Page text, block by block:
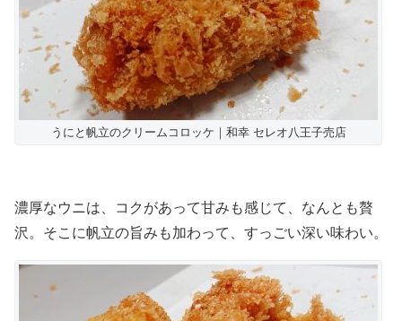
うにと帆立のクリームコロッケ｜和幸 セレオ八王子売店
濃厚なウニは、コクがあって甘みも感じて、なんとも贅
沢。そこに帆立の旨みも加わって、すっごい深い味わい。